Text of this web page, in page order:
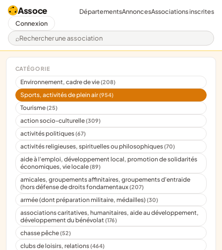
Assoce
Rechercher une association
DépartementsAnnoncesAssociations inscrites
Connexion
CATÉGORIE
Environnement, cadre de vie(208)
Sports, activités de plein air(954)
Tourisme(25)
action socio-culturelle(309)
activités politiques(67)
activités religieuses, spirituelles ou philosophiques(70)
aide à l'emploi, développement local, promotion de solidarités
économiques, vie locale(89)
amicales, groupements affinitaires, groupements d'entraide
(hors défense de droits fondamentaux(207)
armée (dont préparation militaire, médailles)(30)
associations caritatives, humanitaires, aide au développement,
développement du bénévolat(176)
chasse pêche(52)
clubs de loisirs, relations(464)